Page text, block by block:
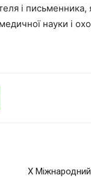
і
науки і
Х